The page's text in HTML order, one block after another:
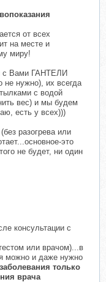
от всех
на месте и
миру!
с Вами ГАНТЕЛИ
нужно), их всегда
с водой
вес) и мы будем
есть у всех)))
разогрева или
это
не будет, ни один
консультации с
или врачом)...в
можно и даже нужно
только
врача